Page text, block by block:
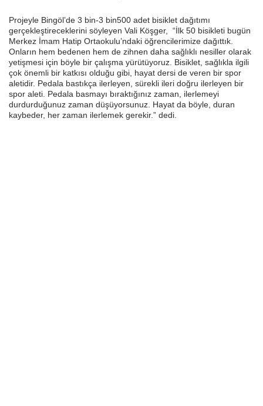
Projeyle Bingöl’de 3 bin-3 bin500 adet bisiklet dağıtımı
gerçekleştireceklerini söyleyen Vali Köşger, “İlk 50 bisikleti bugün
Merkez İmam Hatip Ortaokulu’ndaki öğrencilerimize dağıttık.
Onların hem bedenen hem de zihnen daha sağlıklı nesiller olarak
yetişmesi için böyle bir çalışma yürütüyoruz. Bisiklet, sağlıkla ilgili
çok önemli bir katkısı olduğu gibi, hayat dersi de veren bir spor
aletidir. Pedala bastıkça ilerleyen, sürekli ileri doğru ilerleyen bir
spor aleti. Pedala basmayı bıraktığınız zaman, ilerlemeyi
durdurduğunuz zaman düşüyorsunuz. Hayat da böyle, duran
kaybeder, her zaman ilerlemek gerekir.” dedi.